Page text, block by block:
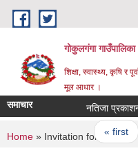
Skip to main content
गोकुलगंगा गाउँपालिका
शिक्षा, स्वास्थ्य, कृषि र
मूल आधार ।
समाचार नतिजा प्रकाशन
Pages
« first
You are here
Home » Invitation for Bids